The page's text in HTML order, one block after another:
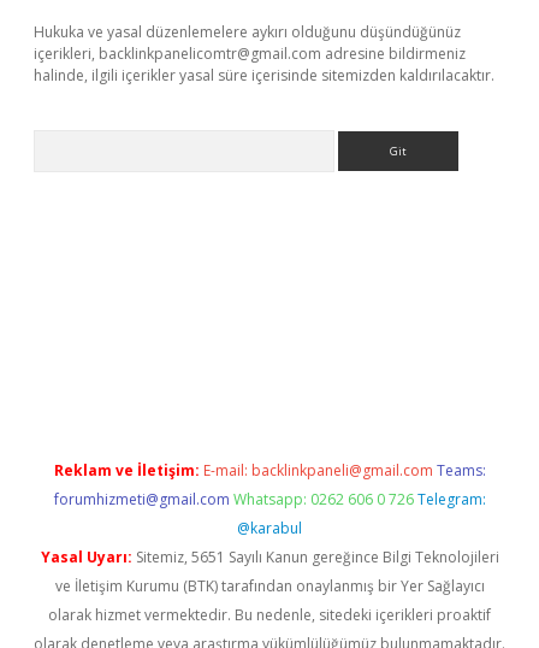
Hukuka ve yasal düzenlemelere aykırı olduğunu düşündüğünüz
içerikleri, backlinkpanelicomtr@gmail.com adresine bildirmeniz
halinde, ilgili içerikler yasal süre içerisinde sitemizden kaldırılacaktır.
Reklam ve İletişim: E-mail: backlinkpaneli@gmail.com Teams:
forumhizmeti@gmail.com Whatsapp: 0262 606 0 726 Telegram:
@karabul
Yasal Uyarı: Sitemiz, 5651 Sayılı Kanun gereğince Bilgi Teknolojileri
ve İletişim Kurumu (BTK) tarafından onaylanmış bir Yer Sağlayıcı
olarak hizmet vermektedir. Bu nedenle, sitedeki içerikleri proaktif
olarak denetleme veya araştırma yükümlülüğümüz bulunmamaktadır.